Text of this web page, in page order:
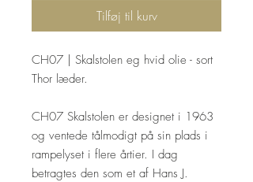
Tilføj til kurv
CH07 | Skalstolen eg hvid olie - sort
Thor læder.
CH07 Skalstolen er designet i 1963
og ventede tålmodigt på sin plads i
rampelyset i flere årtier. I dag
betragtes den som et af Hans J.